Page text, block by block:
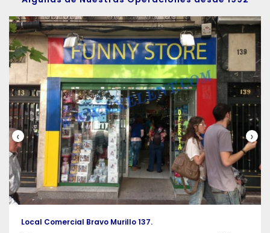
Local Comercial Bravo Murillo 137.
‹ ›